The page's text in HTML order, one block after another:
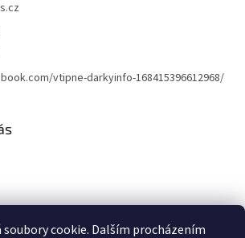
cookie. Dalším procházením
vtipne-darkyinfo-168415396612968/